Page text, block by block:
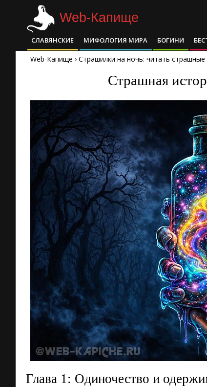
content
Web-Капище
Primary
Navigation
СЛАВЯНСКИЕ МИФОЛОГИЯ МИРА БОГИНИ
Web-Капище › Страшилки на ночь: читать страшные
Страшная
Глава 1: Одиночество и